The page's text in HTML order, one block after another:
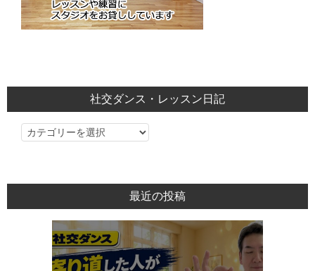
社交ダンス・レッスン日記
社
ン
最近の投稿